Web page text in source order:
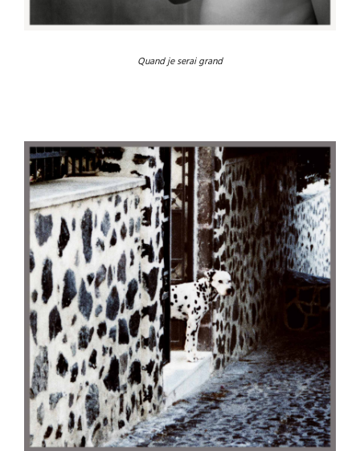
Quand je serai grand